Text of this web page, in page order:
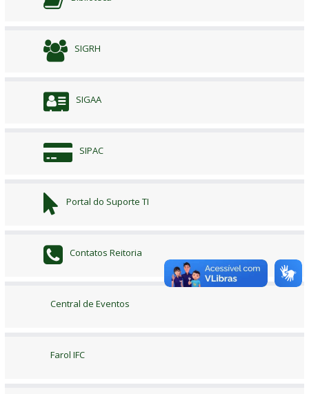
SIGRH
SIGAA
SIPAC
Portal do Suporte TI
Contatos Reitoria
Central de Eventos
Farol IFC